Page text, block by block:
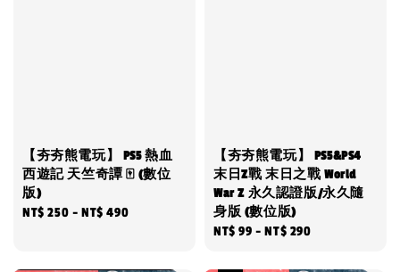
【夯夯熊電玩】 PS5 熱血
西遊記 天竺奇譚 🀄 (數位
版)
Regular
NT$ 250 -NT$ 490
【夯夯熊電玩】 PS5&PS4
末日Z戰 末日之戰 World
War Z 永久認證版/永久隨
身版 (數位版)
Regular
NT$ 99 -NT$ 290